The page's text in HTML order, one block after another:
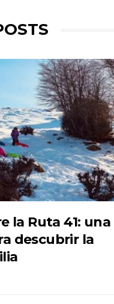
la Ruta 41: una
descubrir la